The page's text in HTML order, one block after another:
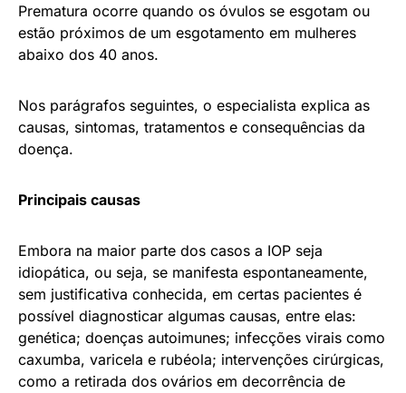
Prematura ocorre quando os óvulos se esgotam ou
estão próximos de um esgotamento em mulheres
abaixo dos 40 anos.
Nos parágrafos seguintes, o especialista explica as
causas, sintomas, tratamentos e consequências da
doença.
Principais causas
Embora na maior parte dos casos a IOP seja
idiopática, ou seja, se manifesta espontaneamente,
sem justificativa conhecida, em certas pacientes é
possível diagnosticar algumas causas, entre elas:
genética; doenças autoimunes; infecções virais como
caxumba, varicela e rubéola; intervenções cirúrgicas,
como a retirada dos ovários em decorrência de